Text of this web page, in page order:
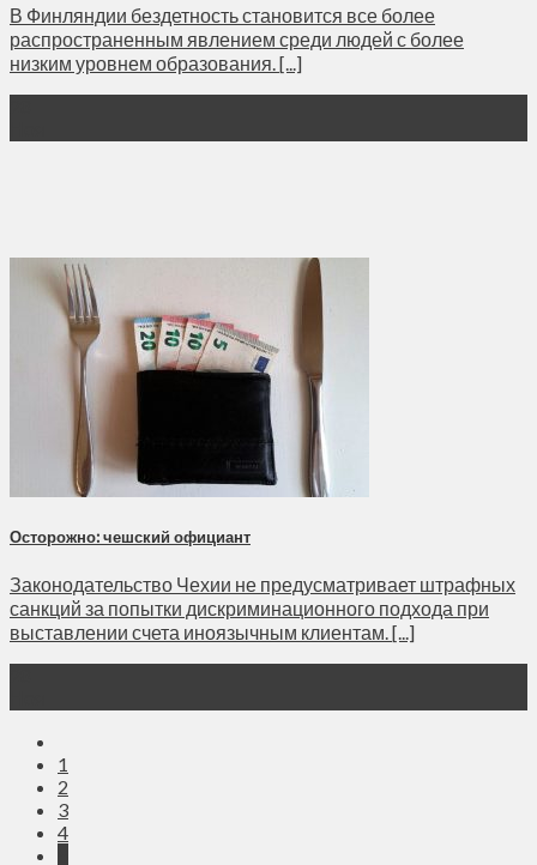
В Финляндии бездетность становится все более
распространенным явлением среди людей с более
низким уровнем образования. [...]
Осторожно: чешский официант
Законодательство Чехии не предусматривает штрафных
санкций за попытки дискриминационного подхода при
выставлении счета иноязычным клиентам. [...]
1
2
3
4